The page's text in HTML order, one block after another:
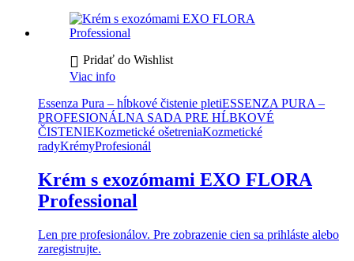
Pridať do Wishlist
Viac info
Essenza Pura – hĺbkové čistenie pletiESSENZA PURA –
PROFESIONÁLNA SADA PRE HĹBKOVÉ
ČISTENIEKozmetické ošetreniaKozmetické
radyKrémyProfesionál
Krém s exozómami EXO FLORA
Professional
Len pre profesionálov. Pre zobrazenie cien sa prihláste alebo
zaregistrujte.